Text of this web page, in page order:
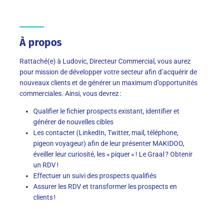
À propos
Rattaché(e) à Ludovic, Directeur Commercial, vous aurez
pour mission dedévelopper votre secteurafin d’acquérir de
nouveaux clientset degénérer un maximum d’opportunités
commerciales. Ainsi, vous devrez:
Qualifier le fichier prospectsexistant, identifieret
générer de nouvelles cibles
Les contacter (LinkedIn, Twitter, mail, téléphone,
pigeon voyageur) afin de leur présenter MAKIDOO,
éveiller leur curiosité, les « piquer » ! Le Graal ? Obtenir
un RDV !
Effectuer un suivi des prospectsqualifiés
Assurer les RDV et transformer les prospects en
clients!